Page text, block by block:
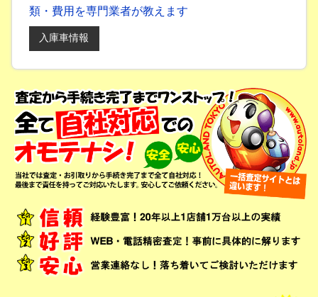
類・費用を専門業者が教えます
入庫車情報